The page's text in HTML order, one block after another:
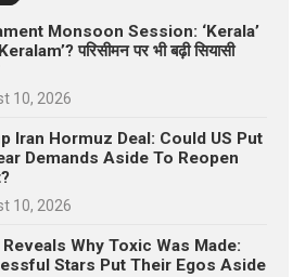
Monsoon Session: ‘Kerala’
परिसीमन पर भी बढ़ी सियासी
10, 2026
Iran Hormuz Deal: Could US Put
Demands Aside To Reopen
10, 2026
Why Toxic Was Made:
Stars Put Their Egos Aside